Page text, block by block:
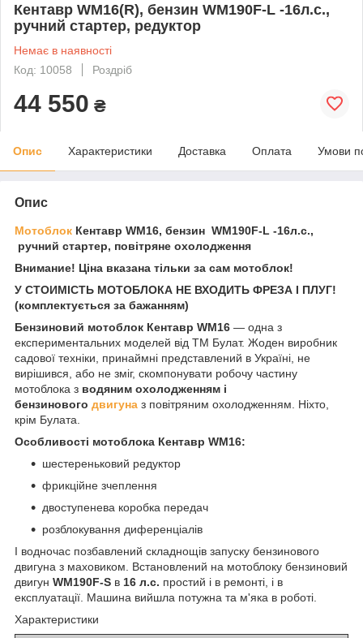
Кентавр WM16(R), бензин WM190F-L -16л.с.,
ручний стартер, редуктор
Немає в наявності
Код: 10058
Роздріб
44 550 ₴
Опис Характеристики Доставка Оплата Умови
Опис
Мотоблок Кентавр WM16, бензин WM190F-L -16л.с.,
ручний стартер, повітряне охолодження
Внимание! Ціна вказана тільки за сам мотоблок!
У СТОИМІСТЬ МОТОБЛОКА НЕ ВХОДИТЬ ФРЕЗА І ПЛУГ!
(комплектується за бажанням)
Бензиновий мотоблок Кентавр WM16 — одна з
експериментальних моделей від ТМ Булат. Жоден виробник
садової техніки, принаймні представлений в Україні, не
вирішився, або не зміг, скомпонувати робочу частину
мотоблока з водяним охолодженням і
бензинового двигуна з повітряним охолодженням. Ніхто,
крім Булата.
Особливості мотоблока Кентавр WM16:
шестереньковий редуктор
фрикційне зчеплення
двоступенева коробка передач
розблокування диференціалів
І водночас позбавлений складнощів запуску бензинового
двигуна з маховиком. Встановлений на мотоблоку бензиновий
двигун WM190F-S в 16 л.с. простий і в ремонті, і в
експлуатації. Машина вийшла потужна та м'яка в роботі.
Характеристики